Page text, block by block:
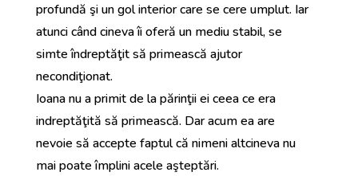
profundă şi un gol interior care se cere umplut. Iar
atunci când cineva îi oferă un mediu stabil, se
simte îndreptăţit să primească ajutor
necondiţionat.
Ioana nu a primit de la părinţii ei ceea ce era
indreptăţită să primească. Dar acum ea are
nevoie să accepte faptul că nimeni altcineva nu
mai poate împlini acele aşteptări.